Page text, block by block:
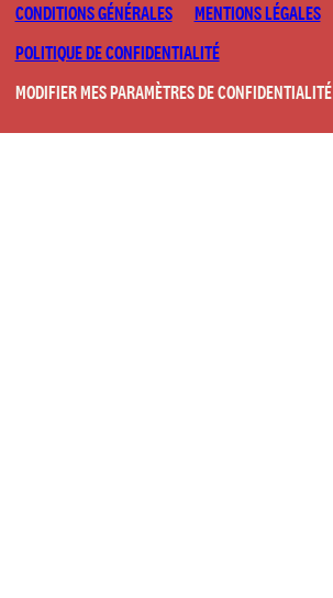
CONDITIONS GÉNÉRALES
MENTIONS LÉGALES
POLITIQUE DE CONFIDENTIALITÉ
MODIFIER MES PARAMÈTRES DE CONFIDENTIALITÉ